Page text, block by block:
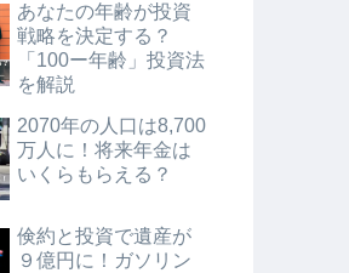
あなたの年齢が投資
戦略を決定する？
「100ー年齢」投資法
を解説
2070年の人口は8,700
万人に！将来年金は
いくらもらえる？
倹約と投資で遺産が
９億円に！ガソリン